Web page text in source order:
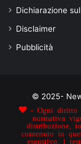
Dichiarazione
Disclaimer
Pubblicità
© 2025-
- Ogni diritto
normativa
distribuzione,
contenuto in
esaustivo, i